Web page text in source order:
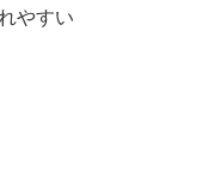
やすい